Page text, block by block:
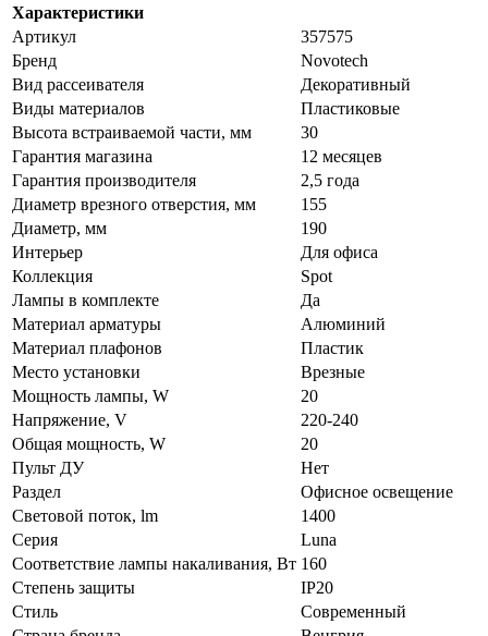
Характеристики
Артикул
357575
Бренд
Novotech
Вид рассеивателя
Декоративный
Виды материалов
Пластиковые
Высота встраиваемой части, мм
30
Гарантия магазина
12 месяцев
Гарантия производителя
2,5 года
Диаметр врезного отверстия, мм
155
Диаметр, мм
190
Интерьер
Для офиса
Коллекция
Spot
Лампы в комплекте
Да
Материал арматуры
Алюминий
Материал плафонов
Пластик
Место установки
Врезные
Мощность лампы, W
20
Напряжение, V
220-240
Общая мощность, W
20
Пульт ДУ
Нет
Раздел
Офисное освещение
Световой поток, lm
1400
Серия
Luna
Соответствие лампы накаливания, Вт 160
Степень защиты
IP20
Стиль
Современный